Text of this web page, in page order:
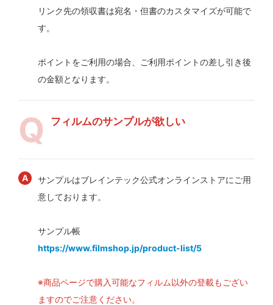
リンク先の領収書は宛名・但書のカスタマイズが可能で
す。
ポイントをご利用の場合、ご利用ポイントの差し引き後
の金額となります。
フィルムのサンプルが欲しい
サンプルはブレインテック公式オンラインストアにご用
意しております。
サンプル帳
https://www.filmshop.jp/product-list/5
※商品ページで購入可能なフィルム以外の登載もござい
ますのでご注意ください。